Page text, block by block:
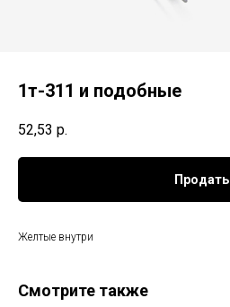
1т-311 и подобные
52,53 р.
Продать
Желтые внутри
Смотрите также